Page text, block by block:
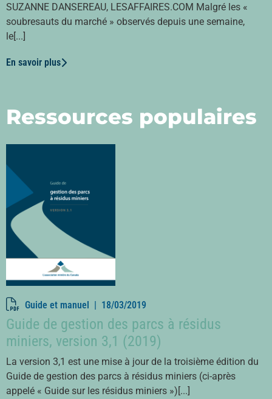
SUZANNE DANSEREAU, LESAFFAIRES.COM Malgré les «
soubresauts du marché » observés depuis une semaine,
le[...]
En savoir plus
Ressources populaires
Guide et manuel | 18/03/2019
Guide de gestion des parcs à résidus
miniers, version 3,1 (2019)
La version 3,1 est une mise à jour de la troisième édition du
Guide de gestion des parcs à résidus miniers (ci-après
appelé « Guide sur les résidus miniers »)[...]